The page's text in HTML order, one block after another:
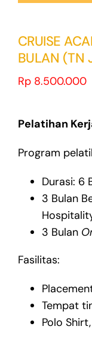
CRUISE
BULAN (TN
Rp 8.500.000
Pelatihan
Program
Durasi: 6
3 Bulan
3 Bulan
Fasilitas:
Tempat
Polo